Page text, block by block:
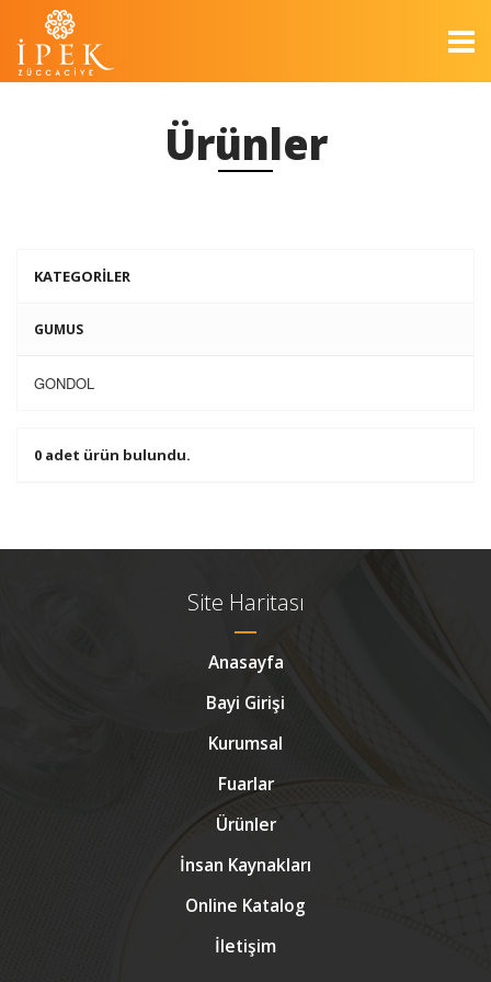
Ürünler
KATEGORİLER
GUMUS
GONDOL
0 adet ürün bulundu.
Site Haritası
Anasayfa
Bayi Girişi
Kurumsal
Fuarlar
Ürünler
İnsan Kaynakları
Online Katalog
İletişim